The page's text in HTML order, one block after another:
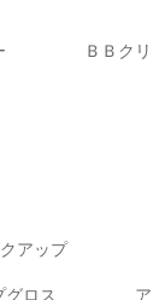
ＢＢク
アップ
グロス